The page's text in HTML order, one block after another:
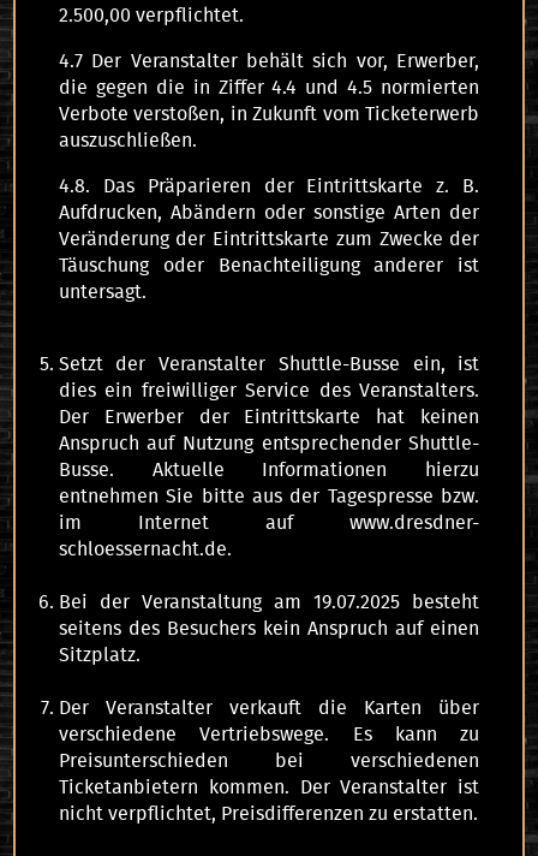
2.500,00 verpflichtet.
4.7 Der Veranstalter behält sich vor, Erwerber,
die gegen die in Ziffer 4.4 und 4.5 normierten
Verbote verstoßen, in Zukunft vom Ticketerwerb
auszuschließen.
4.8. Das Präparieren der Eintrittskarte z. B.
Aufdrucken, Abändern oder sonstige Arten der
Veränderung der Eintrittskarte zum Zwecke der
Täuschung oder Benachteiligung anderer ist
untersagt.
Setzt der Veranstalter Shuttle-Busse ein, ist
dies ein freiwilliger Service des Veranstalters.
Der Erwerber der Eintrittskarte hat keinen
Anspruch auf Nutzung entsprechender Shuttle-
Busse. Aktuelle Informationen hierzu
entnehmen Sie bitte aus der Tagespresse bzw.
im Internet auf www.dresdner-
schloessernacht.de.
Bei der Veranstaltung am 19.07.2025 besteht
seitens des Besuchers kein Anspruch auf einen
Sitzplatz.
Der Veranstalter verkauft die Karten über
verschiedene Vertriebswege. Es kann zu
Preisunterschieden bei verschiedenen
Ticketanbietern kommen. Der Veranstalter ist
nicht verpflichtet, Preisdifferenzen zu erstatten.